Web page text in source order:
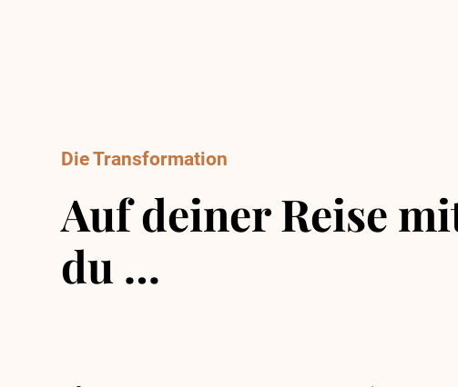
Die Transformation
Auf deiner Reise
du …